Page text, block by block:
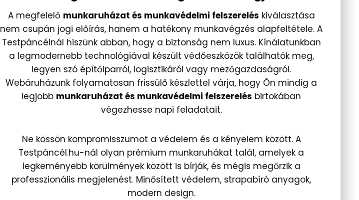
A megfelelő munkaruházat és munkavédelmi felszerelés kiválasztása
nem csupán jogi előírás, hanem a hatékony munkavégzés alapfeltétele. A
Testpáncélnál hiszünk abban, hogy a biztonság nem luxus. Kínálatunkban
a legmodernebb technológiával készült védőeszközök találhatók meg,
legyen szó építőiparról, logisztikáról vagy mezőgazdaságról.
Webáruházunk folyamatosan frissülő készlettel várja, hogy Ön mindig a
legjobb munkaruházat és munkavédelmi felszerelés birtokában
végezhesse napi feladatait.
Ne kössön kompromisszumot a védelem és a kényelem között. A
Testpáncél.hu-nál olyan prémium munkaruhákat talál, amelyek a
legkeményebb körülmények között is bírják, és mégis megőrzik a
professzionális megjelenést. Minősített védelem, strapabíró anyagok,
modern design.